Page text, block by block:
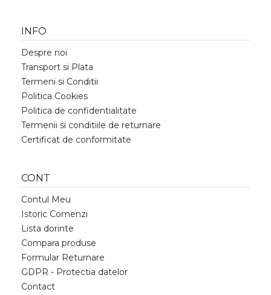
INFO
Despre noi
Transport si Plata
Termeni si Conditii
Politica Cookies
Politica de confidentialitate
Termenii si conditiile de returnare
Certificat de conformitate
CONT
Contul Meu
Istoric Comenzi
Lista dorinte
Compara produse
Formular Returnare
GDPR - Protectia datelor
Contact